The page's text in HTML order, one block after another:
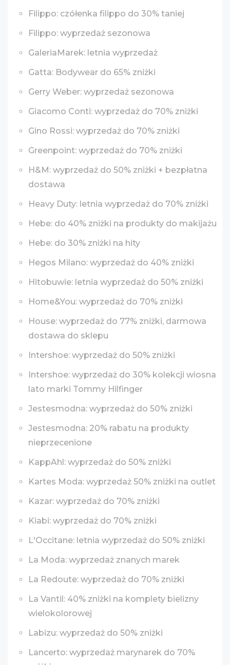
Filippo: czółenka filippo do 30% taniej
Filippo: wyprzedaż sezonowa
GaleriaMarek: letnia wyprzedaż
Gatta: Bodywear do 65% zniżki
Gerry Weber: wyprzedaż sezonowa
Giacomo Conti: wyprzedaż do 70% zniżki
Gino Rossi: wyprzedaż do 70% zniżki
Greenpoint: wyprzedaż do 70% zniżki
H&M: wyprzedaż do 50% zniżki + bezpłatna
dostawa
Heavy Duty: letnia wyprzedaż do 70% zniżki
Hebe: do 40% zniżki na produkty do makijażu
Hebe: do 30% zniżki na hity
Hegos Milano: wyprzedaż do 40% zniżki
Hitobuwie: letnia wyprzedaż do 50% zniżki
Home&You: wyprzedaż do 70% zniżki
House: wyprzedaż do 77% zniżki, darmowa
dostawa do sklepu
Intershoe: wyprzedaż do 50% zniżki
Intershoe: wyprzedaż do 30% kolekcji wiosna
lato marki Tommy Hilfinger
Jestesmodna: wyprzedaż do 50% zniżki
Jestesmodna: 20% rabatu na produkty
nieprzecenione
KappAhl: wyprzedaż do 50% zniżki
Kartes Moda: wyprzedaż 50% zniżki na outlet
Kazar: wyprzedaż do 70% zniżki
Kiabi: wyprzedaż do 70% zniżki
L'Occitane: letnia wyprzedaż do 50% zniżki
La Moda: wyprzedaż znanych marek
La Redoute: wyprzedaż do 70% zniżki
La Vantil: 40% zniżki na komplety bielizny
wielokolorowej
Labizu: wyprzedaż do 50% zniżki
Lancerto: wyprzedaż marynarek do 70%